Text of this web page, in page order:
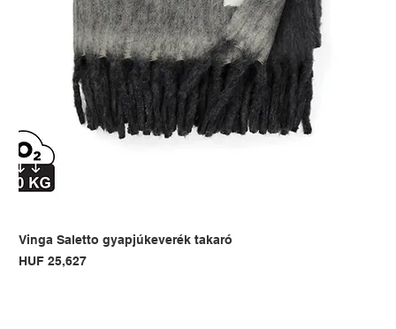
Vinga Saletto gyapjúkeverék takaró
Price
HUF 25,627